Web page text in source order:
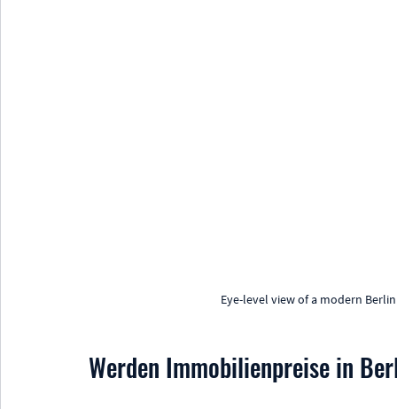
Eye-level view of a modern
Werden Immobilienpreise in